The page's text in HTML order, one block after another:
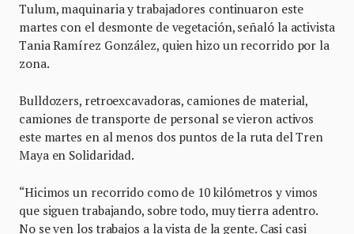
Tulum, maquinaria y trabajadores continuaron este
martes con el desmonte de vegetación, señaló la activista
Tania Ramírez González, quien hizo un recorrido por la
zona.
Bulldozers, retroexcavadoras, camiones de material,
camiones de transporte de personal se vieron activos
este martes en al menos dos puntos de la ruta del Tren
Maya en Solidaridad.
“Hicimos un recorrido como de 10 kilómetros y vimos
que siguen trabajando, sobre todo, muy tierra adentro.
No se ven los trabajos a la vista de la gente. Casi casi